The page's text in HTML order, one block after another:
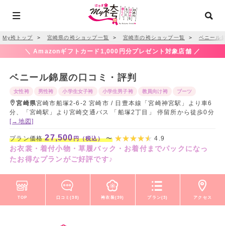
My袴トップ ＞ 宮崎県の袴ショップ一覧 ＞ 宮崎市の袴ショップ一覧 ＞ ベニール
＼ Amazonギフトカード1,000円分プレゼント対象店舗 ／
ベニール錦屋の口コミ・評判
女性袴 男性袴 小学生女子袴 小学生男子袴 教員向け袴 ブーツ
宮崎県宮崎市船塚2-6-2 宮崎市 / 日豊本線「宮崎神宮駅」より車6
分、「宮崎駅」より宮崎交通バス 「船塚2丁目」 停留所から徒歩0分
[→地図]
プラン価格27,500円（税込）〜 4.9
お衣裳・着付小物・草履バック・お着付までパックになっ
たお得なプランがご好評です♪
TOP 口コミ(38) 袴衣装(39) プラン(3) アクセス